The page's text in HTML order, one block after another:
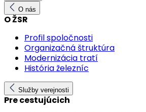
O nás
O ŽSR
Profil spoločnosti
Organizačná štruktúra
Modernizácia tratí
História železníc
Služby verejnosti
Pre cestujúcich